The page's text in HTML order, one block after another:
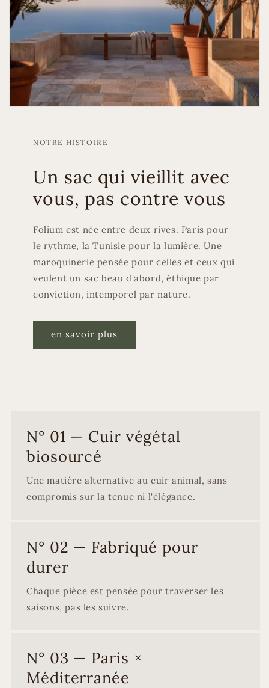
NOTRE HISTOIRE
Un sac qui vieillit avec
vous, pas contre vous
Folium est née entre deux rives. Paris pour
le rythme, la Tunisie pour la lumière. Une
maroquinerie pensée pour celles et ceux qui
veulent un sac beau d'abord, éthique par
conviction, intemporel par nature.
en savoir plus
N° 01 — Cuir végétal
biosourcé
Une matière alternative au cuir animal, sans
compromis sur la tenue ni l'élégance.
N° 02 — Fabriqué pour
durer
Chaque pièce est pensée pour traverser les
saisons, pas les suivre.
N° 03 — Paris ×
Méditerranée